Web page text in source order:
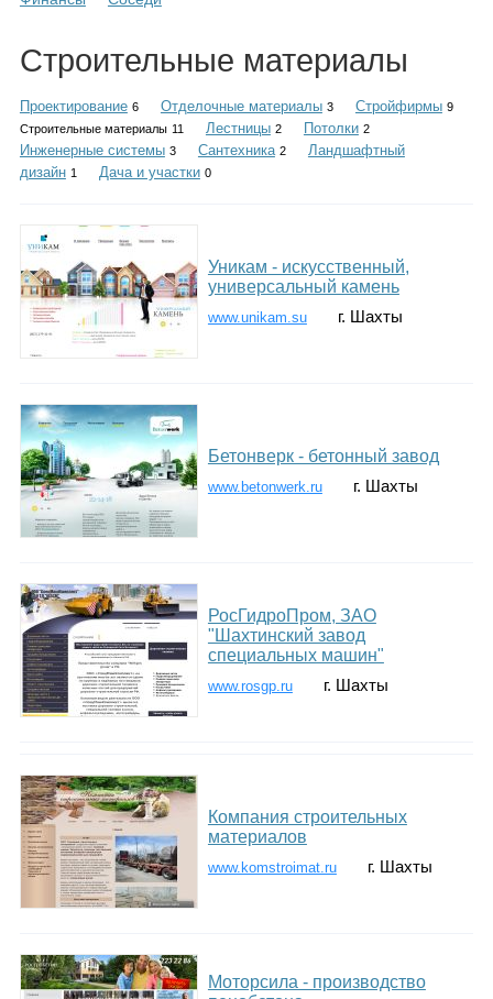
Каталог
Инфо
Гороскоп
Строительные материалы
Проектирование 6 Отделочные материалы 3 Стройфирмы 9
Строительные материалы 11 Лестницы 2 Потолки 2
Инженерные системы 3 Сантехника 2
Ландшафтный
дизайн 1 Дача и участки 0
Уникам - искусственный,
универсальный камень
www.unikam.su г. Шахты
Бетонверк - бетонный завод
www.betonwerk.ru г. Шахты
РосГидроПром, ЗАО
"Шахтинский завод
специальных машин"
www.rosgp.ru г. Шахты
Компания строительных
материалов
www.komstroimat.ru г. Шахты
Моторсила - производство